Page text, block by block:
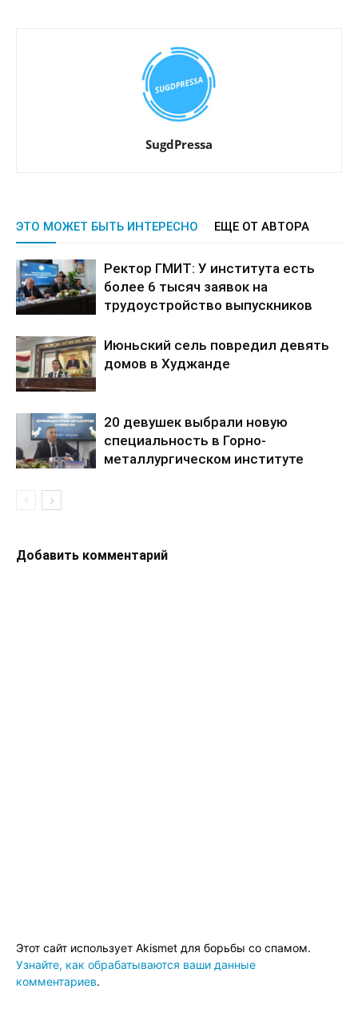
SugdPressa
ЭТО МОЖЕТ БЫТЬ ИНТЕРЕСНО ЕЩЕ ОТ АВТОРА
Ректор ГМИТ: У института есть
более 6 тысяч заявок на
трудоустройство выпускников
Июньский сель повредил девять
домов в Худжанде
20 девушек выбрали новую
специальность в Горно-
металлургическом институте
Добавить комментарий
Этот сайт использует Akismet для борьбы со спамом.
Узнайте, как обрабатываются ваши данные
комментариев.